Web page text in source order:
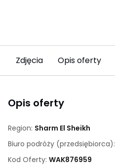
Zdjęcia Opis oferty
Opis oferty
Region: Sharm El Sheikh
Biuro podróży (przedsiębiorca):
Kod Oferty: WAK876959